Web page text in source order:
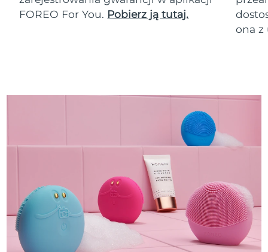
FOREO For You. Pobierz ją tutaj.
ona z